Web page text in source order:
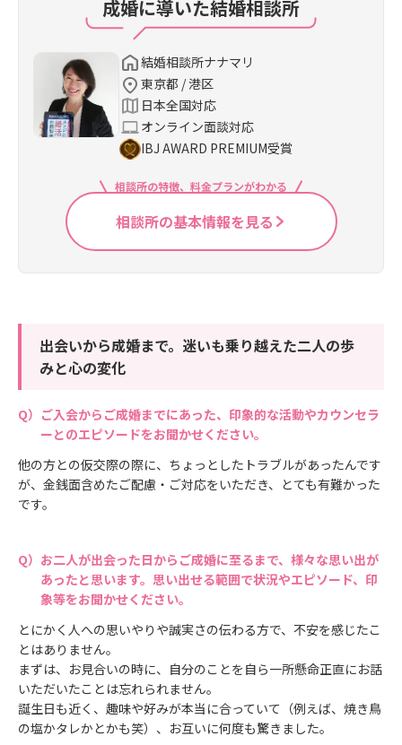
成婚に導いた結婚相談所
結婚相談所ナナマリ
東京都 / 港区
日本全国対応
オンライン面談対応
IBJ AWARD PREMIUM受賞
相談所の特徴、料金プランがわかる
相談所の基本情報を見る
出会いから成婚まで。迷いも乗り越えた二人の歩
みと心の変化
ご入会からご成婚までにあった、印象的な活動やカウンセラ
ーとのエピソードをお聞かせください。
他の方との仮交際の際に、ちょっとしたトラブルがあったんです
が、金銭面含めたご配慮・ご対応をいただき、とても有難かった
です。
お二人が出会った日からご成婚に至るまで、様々な思い出が
あったと思います。思い出せる範囲で状況やエピソード、印
象等をお聞かせください。
とにかく人への思いやりや誠実さの伝わる方で、不安を感じたこ
とはありません。
まずは、お見合いの時に、自分のことを自ら一所懸命正直にお話
いただいたことは忘れられません。
誕生日も近く、趣味や好みが本当に合っていて（例えば、焼き鳥
の塩かタレかとかも笑）、お互いに何度も驚きました。